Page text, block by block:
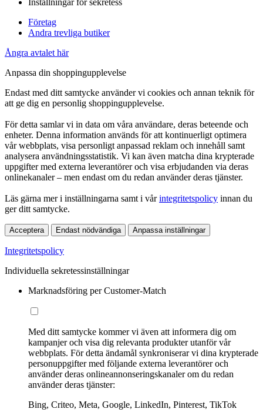
Företag
Andra trevliga butiker
Ångra avtalet här
Anpassa din shoppingupplevelse
Endast med ditt samtycke använder vi cookies och annan teknik för
att ge dig en personlig shoppingupplevelse.
För detta samlar vi in data om våra användare, deras beteende och
enheter. Denna information används för att kontinuerligt optimera
vår webbplats, visa personligt anpassad reklam och innehåll samt
analysera användningsstatistik. Vi kan även matcha dina krypterade
uppgifter med externa leverantörer och visa erbjudanden via deras
onlinekanaler – men endast om du redan använder deras tjänster.
Läs gärna mer i inställningarna samt i vårintegritetspolicy innan du
ger ditt samtycke.
Acceptera Endast nödvändiga Anpassa inställningar
Integritetspolicy
Individuella sekretessinställningar
Marknadsföring per Customer-Match
Med ditt samtycke kommer vi även att informera dig om
kampanjer och visa dig relevanta produkter utanför vår
webbplats. För detta ändamål synkroniserar vi dina krypterade
personuppgifter med följande externa leverantörer och
använder deras onlineannonseringskanaler om du redan
använder deras tjänster:
Bing, Criteo, Meta, Google, LinkedIn, Pinterest, TikTok